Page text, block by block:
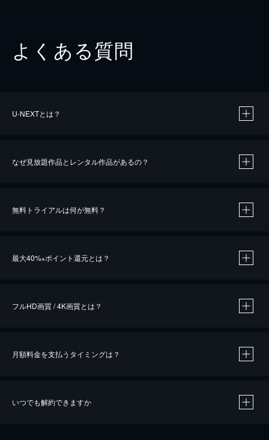
よくある質問
U-NEXTとは？
なぜ見放題作品とレンタル作品があるの？
無料トライアルは何が無料？
最大40%※ポイント還元とは？
※40％ポイント還元の対象は、クレジットカード決済による作品の購入 / レンタルです。
iOSアプリのUコイン決済による作品の購入 / レンタルは、20％のポイント還元です。
フルHD画質 / 4K画質とは？
月額料金を支払うタイミングは？
いつでも解約できますか